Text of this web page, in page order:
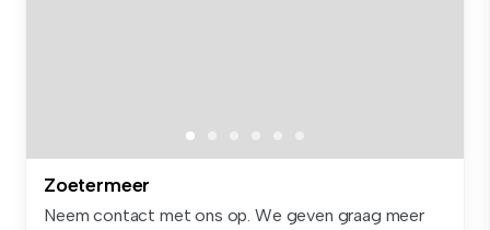
Zoetermeer
Neem contact met ons op. We geven graag meer